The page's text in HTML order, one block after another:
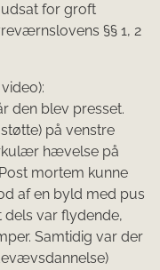
udsat for groft
§§ 1, 2
den blev presset.
på venstre
hævelse på
mortem kunne
af en byld med pus
var flydende,
Samtidig var der